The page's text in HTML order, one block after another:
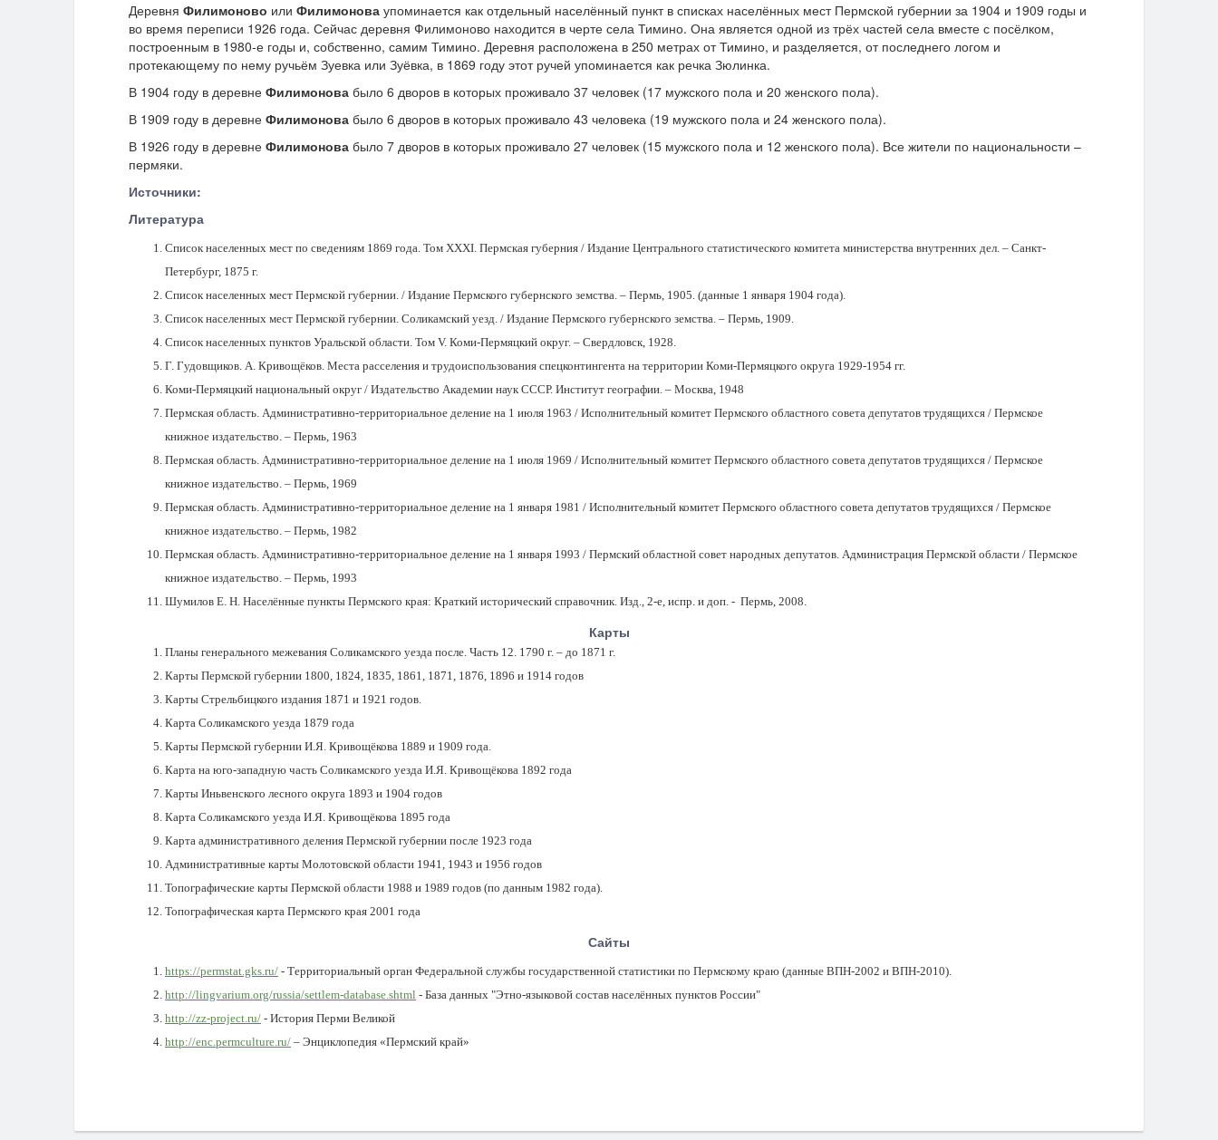
Деревня Филимоново или Филимонова упоминается как отдельный населённый пункт в списках населённых мест Пермской губернии за 1904 и 1909 годы и
во время переписи 1926 года. Сейчас деревня Филимоново находится в черте села Тимино. Она является одной из трёх частей села вместе с посёлком,
построенным в 1980-е годы и, собственно, самим Тимино. Деревня расположена в 250 метрах от Тимино, и разделяется, от последнего логом и
протекающему по нему ручьём Зуевка или Зуёвка, в 1869 году этот ручей упоминается как речка Зюлинка.
В 1904 году в деревне Филимонова было 6 дворов в которых проживало 37 человек (17 мужского пола и 20 женского пола).
В 1909 году в деревне Филимонова было 6 дворов в которых проживало 43 человека (19 мужского пола и 24 женского пола).
В 1926 году в деревне Филимонова было 7 дворов в которых проживало 27 человек (15 мужского пола и 12 женского пола). Все жители по национальности –
пермяки.
Источники:
Литература
Список населенных мест по сведениям 1869 года. Том XXXI. Пермская губерния / Издание Центрального статистического комитета министерства внутренних дел. – Санкт-
Петербург, 1875 г.
Список населенных мест Пермской губернии. / Издание Пермского губернского земства. – Пермь, 1905. (данные 1 января 1904 года).
Список населенных мест Пермской губернии. Соликамский уезд. / Издание Пермского губернского земства. – Пермь, 1909.
Список населенных пунктов Уральской области. Том V. Коми-Пермяцкий округ. – Свердловск, 1928.
Г. Гудовщиков. А. Кривощёков. Места расселения и трудоиспользования спецконтингента на территории Коми-Пермяцкого округа 1929-1954 гг.
Коми-Пермяцкий национальный округ / Издательство Академии наук СССР. Институт географии. – Москва, 1948
Пермская область. Административно-территориальное деление на 1 июля 1963 / Исполнительный комитет Пермского областного совета депутатов трудящихся / Пермское
книжное издательство. – Пермь, 1963
Пермская область. Административно-территориальное деление на 1 июля 1969 / Исполнительный комитет Пермского областного совета депутатов трудящихся / Пермское
книжное издательство. – Пермь, 1969
Пермская область. Административно-территориальное деление на 1 января 1981 / Исполнительный комитет Пермского областного совета депутатов трудящихся / Пермское
книжное издательство. – Пермь, 1982
Пермская область. Административно-территориальное деление на 1 января 1993 / Пермский областной совет народных депутатов. Администрация Пермской области / Пермское
книжное издательство. – Пермь, 1993
Шумилов Е. Н. Населённые пункты Пермского края: Краткий исторический справочник. Изд., 2-е, испр. и доп. - Пермь, 2008.
Карты
Планы генерального межевания Соликамского уезда после. Часть 12. 1790 г. – до 1871 г.
Карты Пермской губернии 1800, 1824, 1835, 1861, 1871, 1876, 1896 и 1914 годов
Карты Стрельбицкого издания 1871 и 1921 годов.
Карта Соликамского уезда 1879 года
Карты Пермской губернии И.Я. Кривощёкова 1889 и 1909 года.
Карта на юго-западную часть Соликамского уезда И.Я. Кривощёкова 1892 года
Карты Иньвенского лесного округа 1893 и 1904 годов
Карта Соликамского уезда И.Я. Кривощёкова 1895 года
Карта административного деления Пермской губернии после 1923 года
Административные карты Молотовской области 1941, 1943 и 1956 годов
Топографические карты Пермской области 1988 и 1989 годов (по данным 1982 года).
Топографическая карта Пермского края 2001 года
Сайты
https://permstat.gks.ru/ - Территориальный орган Федеральной службы государственной статистики по Пермскому краю (данные ВПН-2002 и ВПН-2010).
http://lingvarium.org/russia/settlem-database.shtml - База данных "Этно-языковой состав населённых пунктов России"
http://zz-project.ru/ - История Перми Великой
http://enc.permculture.ru/ – Энциклопедия «Пермский край»